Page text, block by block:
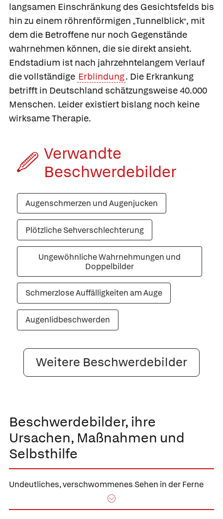
langsamen Einschränkung des Gesichtsfelds bis
hin zu einem röhrenförmigen „Tunnelblick“, mit
dem die Betroffene nur noch Gegenstände
wahrnehmen können, die sie direkt ansieht.
Endstadium ist nach jahrzehntelangem Verlauf
die vollständige Erblindung. Die Erkrankung
betrifft in Deutschland schätzungsweise 40.000
Menschen. Leider existiert bislang noch keine
wirksame Therapie.
Verwandte
Beschwerde­bilder
Augenschmerzen und Augenjucken
Plötzliche Sehverschlechterung
Ungewöhnliche Wahrnehmungen und
Doppelbilder
Schmerzlose Auffälligkeiten am Auge
Augenlidbeschwerden
Weitere Beschwerdebilder
Beschwerdebilder, ihre
Ursachen, Maßnahmen und
Selbsthilfe
Undeutliches,verschwommenes Sehen in der Ferne